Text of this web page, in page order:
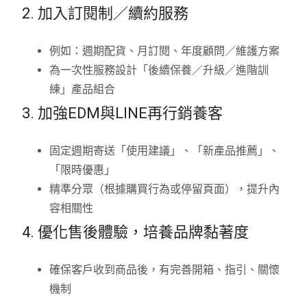
2. 加入訂閱制／續約服務
例如：週期配貨、月訂閱、年度顧問／維護方案
為一次性服務設計「後續保養／升級／進階訓
練」產品組合
3. 加強EDM與LINE再行銷養客
固定週期寄送「使用建議」、「新產品推薦」、
「限時優惠」
精準分眾（根據購買行為或停留頁面），提升內
容相關性
4. 優化售後體驗，培養品牌黏著度
確保客戶收到商品後，有完善開箱、指引、關懷
機制